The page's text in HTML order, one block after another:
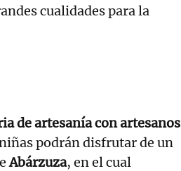
cualidades para la
de artesanía con artesanos
podrán disfrutar de un
Abárzuza, en el cual